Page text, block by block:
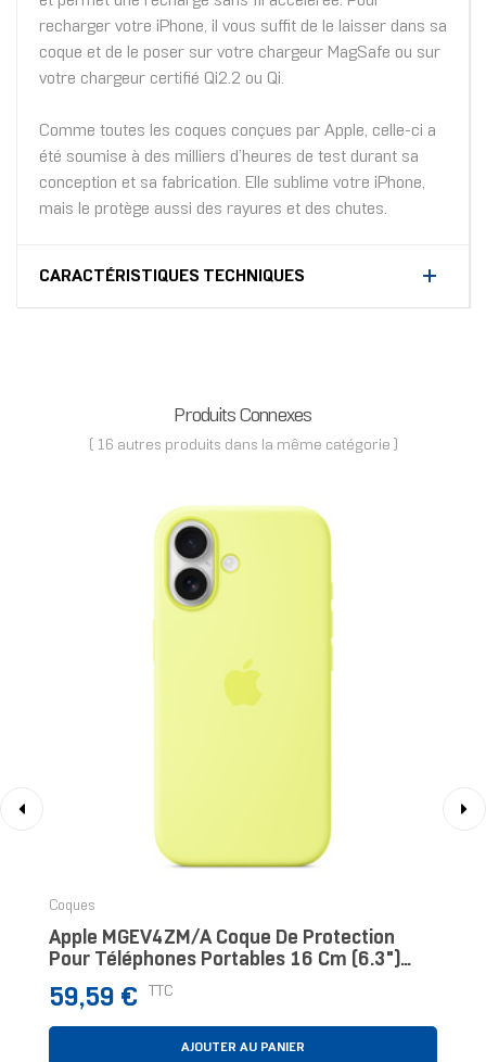
recharger votre iPhone, il vous suffit de le laisser dans sa
coque et de le poser sur votre chargeur MagSafe ou sur
votre chargeur certifié Qi2.2 ou Qi.
Comme toutes les coques conçues par Apple, celle-ci a
été soumise à des milliers d’heures de test durant sa
conception et sa fabrication. Elle sublime votre iPhone,
mais le protège aussi des rayures et des chutes.
CARACTÉRISTIQUES TECHNIQUES
Produits Connexes
( 16 autres produits dans la même catégorie )
Coques
Apple MGEV4ZM/A Coque De Protection
Pour Téléphones Portables 16 Cm (6.3")
Housse Jaune
Prix
59,59 € TTC
AJOUTER AU PANIER